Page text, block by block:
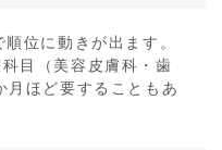
位に動きが出ます。
目（美容皮膚科・歯
ほど要することもあ